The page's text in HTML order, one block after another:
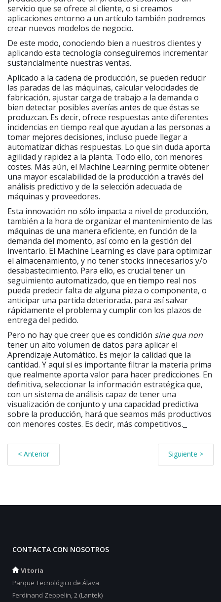
servicio que se ofrece al cliente, o si creamos
aplicaciones entorno a un artículo también podremos
crear nuevos modelos de negocio.
De este modo, conociendo bien a nuestros clientes y
aplicando esta tecnología conseguiremos incrementar
sustancialmente nuestras ventas.
Aplicado a la cadena de producción, se pueden reducir
las paradas de las máquinas, calcular velocidades de
fabricación, ajustar carga de trabajo a la demanda o
bien detectar posibles averías antes de que éstas se
produzcan. Es decir, ofrece respuestas ante diferentes
incidencias en tiempo real que ayudan a las personas a
tomar mejores decisiones, incluso puede llegar a
automatizar dichas respuestas. Lo que sin duda aporta
agilidad y rapidez a la planta. Todo ello, con menores
costes. Más aún, el Machine Learning permite obtener
una mayor escalabilidad de la producción a través del
análisis predictivo y de la selección adecuada de
máquinas y proveedores.
Esta innovación no sólo impacta a nivel de producción,
también a la hora de organizar el mantenimiento de las
máquinas de una manera eficiente, en función de la
demanda del momento, así como en la gestión del
inventario. El Machine Learning es clave para optimizar
el almacenamiento, y no tener stocks innecesarios y/o
desabastecimiento. Para ello, es crucial tener un
seguimiento automatizado, que en tiempo real nos
pueda predecir falta de alguna pieza o componente, o
anticipar una partida deteriorada, para así salvar
rápidamente el problema y cumplir con los plazos de
entrega del pedido.
Pero no hay que creer que es condición sine qua non
tener un alto volumen de datos para aplicar el
Aprendizaje Automático. Es mejor la calidad que la
cantidad. Y aquí sí es importante filtrar la materia prima
que realmente aporta valor para hacer predicciones. En
definitiva, seleccionar la información estratégica que,
con un sistema de análisis capaz de tener una
visualización de conjunto y una capacidad predictiva
sobre la producción, hará que seamos más productivos
con menores costes. Es decir, más competitivos.
< Anterior Siguiente >
CONTACTA CON NOSOTROS
Vitoria
Parque Tecnológico de Álava
Ferdinand Zeppelin, 2 (Lantek)